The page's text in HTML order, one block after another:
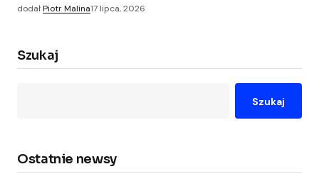
dodałPiotr Malina17 lipca, 2026
Szukaj
Szukaj
Ostatnie newsy